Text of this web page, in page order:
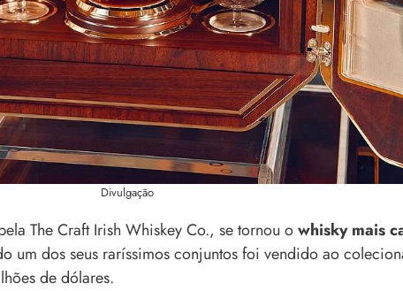
Divulgação
The Craft Irish Whiskey Co., se tornou owhisky mais
um dos seus raríssimos conjuntos foi vendido ao
de dólares.